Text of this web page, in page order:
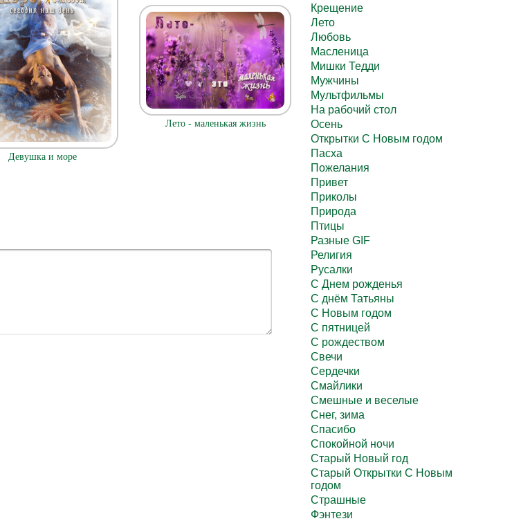
Девушка и море
Лето - маленькая жизнь
Крещение
Лето
Любовь
Масленица
Мишки Тедди
Мужчины
Мультфильмы
На рабочий стол
Осень
Открытки С Новым годом
Пасха
Пожелания
Привет
Приколы
Природа
Птицы
Разные GIF
Религия
Русалки
С Днем рожденья
С днём Татьяны
С Новым годом
С пятницей
С рождеством
Свечи
Сердечки
Смайлики
Смешные и веселые
Снег, зима
Спасибо
Спокойной ночи
Старый Новый год
Старый Открытки С Новым
годом
Страшные
Фэнтези